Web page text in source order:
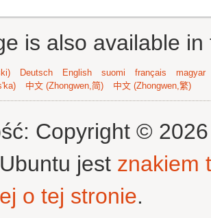
is also available
Deutsch English suomi français
magyar
中文 (Zhongwen,简) 中文 (Zhongwen,繁)
Copyright ©
jest znakiem
o tej stronie.